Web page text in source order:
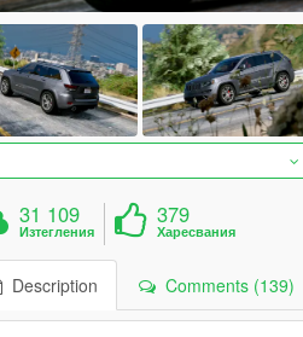
31 109
Изтегления
379
Харесвания
Description Comments (139)